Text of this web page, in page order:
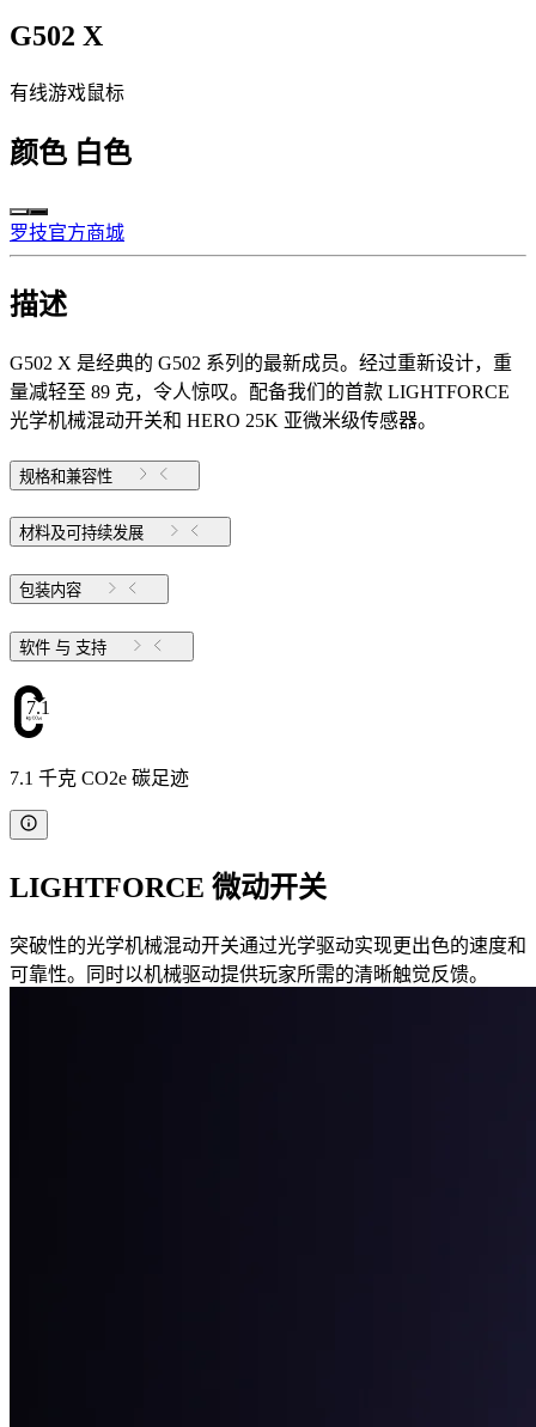
G502 X
有线游戏鼠标
颜色 白色
罗技官方商城
描述
G502 X 是经典的 G502 系列的最新成员。经过重新设计，重
量减轻至 89 克，令人惊叹。配备我们的首款 LIGHTFORCE
光学机械混动开关和 HERO 25K 亚微米级传感器。
规格和兼容性
材料及可持续发展
包装内容
软件 与 支持
7.1
7.1 千克 CO2e 碳足迹
LIGHTFORCE 微动开关
突破性的光学机械混动开关通过光学驱动实现更出色的速度和
可靠性。同时以机械驱动提供玩家所需的清晰触觉反馈。